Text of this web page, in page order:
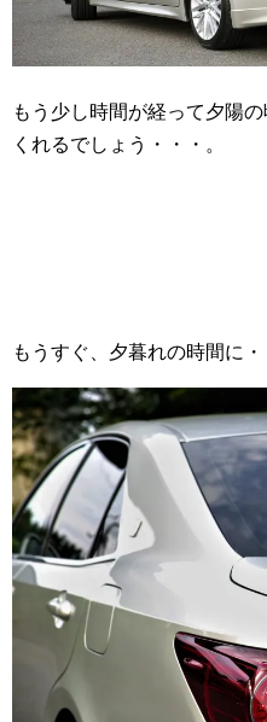
もう少し時間が経って夕陽
くれるでしょう・・・。
もうすぐ、夕暮れの時間に